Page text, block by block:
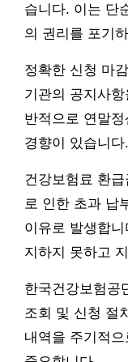
습니다. 이는 단
의 권리를 포기
정확한 신청 마
기관의 공지사
반적으로 연말
경향이 있습니다.
건강보험료 환
로 인한 초과 납
이유로 발생합
지하지 못하고
한국건강보험공
조회 및 신청 절
내역을 주기적